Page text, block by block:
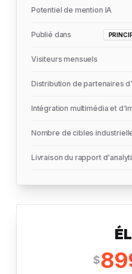
Potentiel de mention IA
Publié dans
Visiteurs mensuels
Distribution de partenaires
Intégration multimédia et
Nombre de cibles
$